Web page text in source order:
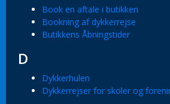
Book en aftale i butikken
Bookning af dykkerrejse
Butikkens Åbningstider
D
Dykkerhulen
Dykkerrejser for skoler og